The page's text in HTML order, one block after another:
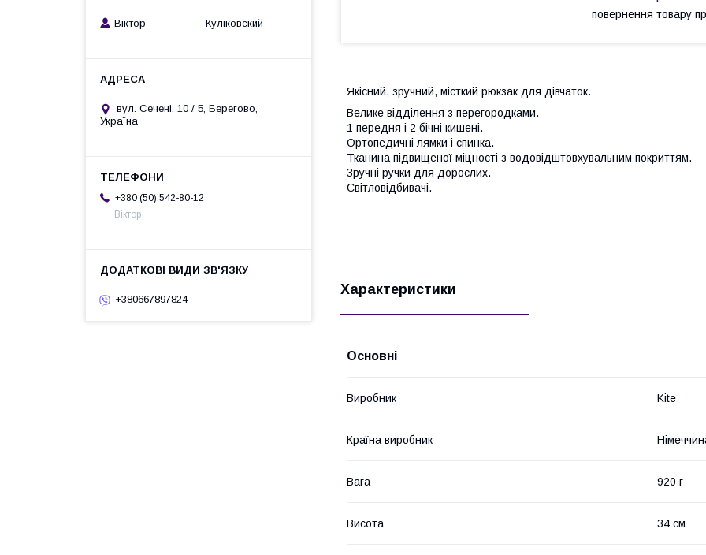
повернення товару
Якісний, зручний, місткий рюкзак для дівчаток.
Велике відділення з перегородками.
1 передня і 2 бічні кишені.
Ортопедичні лямки і спинка.
Тканина підвищеної міцності з водовідштовхувальним покриттям.
Зручні ручки для дорослих.
Світловідбивачі.
Характеристики
Основні
Виробник Kite
Країна виробник
Вага 920 г
Висота 34 см
Віктор Куліковский
вул. Сечені, 10 / 5, Берегово,
Україна
+380 (50) 542-80-12
Віктор
+380667897824